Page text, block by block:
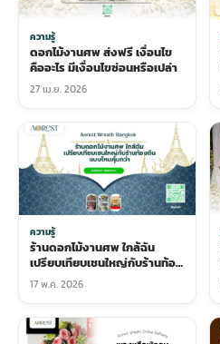
ความรู้
ดอกไม้งานศพ ส่งฟรี เงื่อนไข
คืออะไร มีเงื่อนไขซ่อนหรือเปล่า
27 เม.ย. 2026
ความรู้
ร้านดอกไม้งานศพ ใกล้ฉัน
เปรียบเทียบเชนใหญ่กับร้านท้อง
ถิ่น แบบไหนคุ้มกว่า
17 พ.ค. 2026